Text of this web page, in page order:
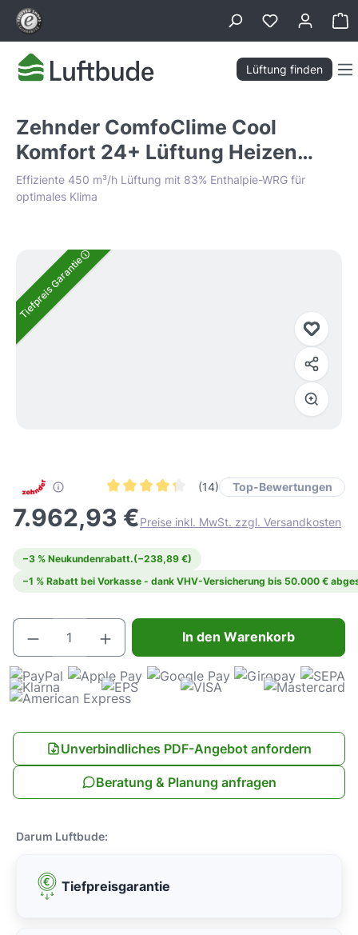
springen
Lüftung finden
Zehnder ComfoClime Cool
Komfort 24+ Lüftung Heizen
Kühlen
Effiziente 450 m³/h Lüftung mit 83% Enthalpie-WRG für
optimales Klima
Bildergalerie überspringen
Tiefpreis Garantie
(14) Top-Bewertungen
7.962,93 €Preise inkl. MwSt. zzgl. Versandkosten
−3 % Neukundenrabatt.(−238,89 €)
−1 % Rabatt bei Vorkasse - dank VHV-Versicherung bis 50.000 €
Produkt Anzahl: Gib den gewünschten
In den Warenkorb
Unverbindliches PDF-Angebot anfordern
Beratung & Planung anfragen
Darum Luftbude:
Tiefpreisgarantie